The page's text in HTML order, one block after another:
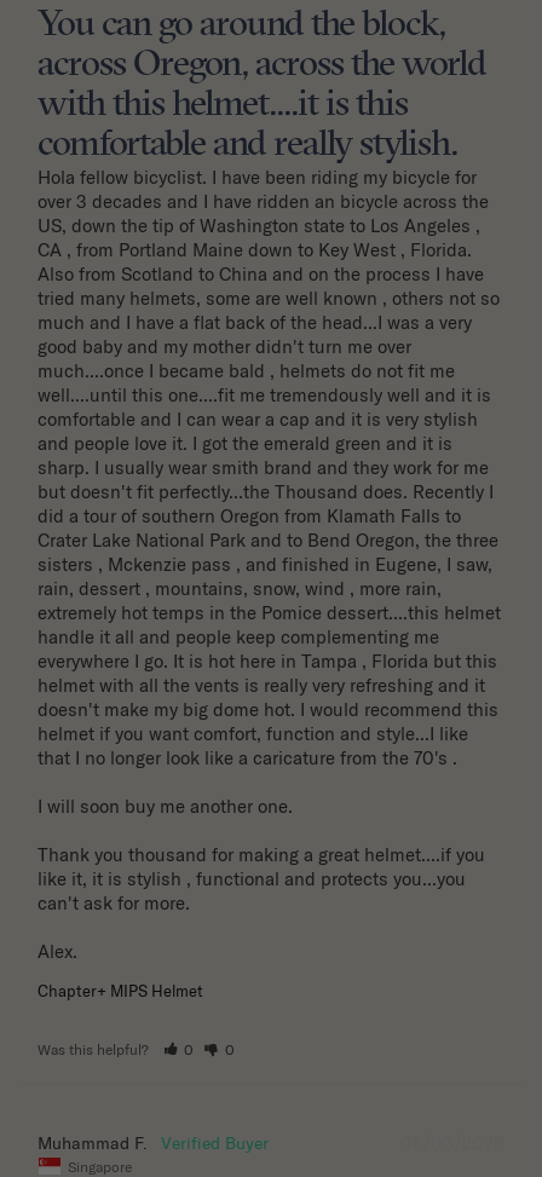
You can go around the block,
across Oregon, across the world
with this helmet....it is this
comfortable and really stylish.
Hola fellow bicyclist. I have been riding my bicycle for
over 3 decades and I have ridden an bicycle across the
US, down the tip of Washington state to Los Angeles ,
CA , from Portland Maine down to Key West , Florida.
Also from Scotland to China and on the process I have
tried many helmets, some are well known , others not so
much and I have a flat back of the head...I was a very
good baby and my mother didn't turn me over
much....once I became bald , helmets do not fit me
well....until this one....fit me tremendously well and it is
comfortable and I can wear a cap and it is very stylish
and people love it. I got the emerald green and it is
sharp. I usually wear smith brand and they work for me
but doesn't fit perfectly...the Thousand does. Recently I
did a tour of southern Oregon from Klamath Falls to
Crater Lake National Park and to Bend Oregon, the three
sisters , Mckenzie pass , and finished in Eugene, I saw,
rain, dessert , mountains, snow, wind , more rain,
extremely hot temps in the Pomice dessert....this helmet
handle it all and people keep complementing me
everywhere I go. It is hot here in Tampa , Florida but this
helmet with all the vents is really very refreshing and it
doesn't make my big dome hot. I would recommend this
helmet if you want comfort, function and style...I like
that I no longer look like a caricature from the 70's .
I will soon buy me another one.
Thank you thousand for making a great helmet....if you
like it, it is stylish , functional and protects you...you
can't ask for more.
Alex.
Chapter+ MIPS Helmet
Was this helpful? 0 0
Muhammad F.
Singapore